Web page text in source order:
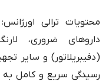
محتویات ترالی
داروهای ضروری،
(دفیبریلاتور) و سایر
رسیدگی سریع و کامل به